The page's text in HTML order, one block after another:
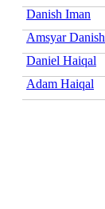
Danish Iman
Amsyar Danish
Daniel Haiqal
Adam Haiqal